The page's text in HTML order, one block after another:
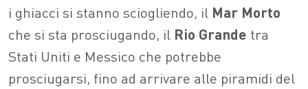
i ghiacci si stanno sciogliendo, il Mar Morto
che si sta prosciugando, il Rio Grande tra
Stati Uniti e Messico che potrebbe
prosciugarsi, fino ad arrivare alle piramidi del